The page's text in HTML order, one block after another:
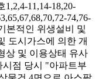
11,14-18,20-
74,76-
본적인 위생설비 및
도시가스에 의한 개
상 및 이용상태 유사
점 당시 "아파트부